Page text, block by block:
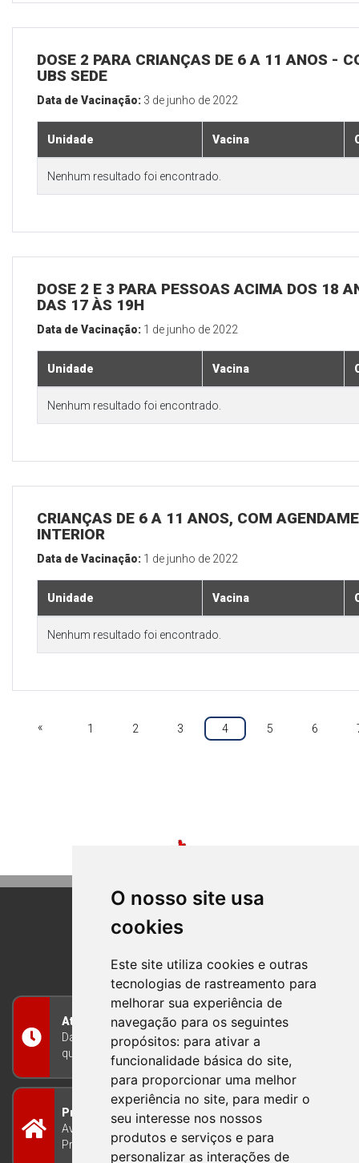
O nosso site usa
cookies
Este site utiliza cookies e outras
tecnologias de rastreamento para
melhorar sua experiência de
navegação para os seguintes
propósitos: para ativar a
funcionalidade básica do site,
para proporcionar uma melhor
experiência no site, para medir o
seu interesse nos nossos
produtos e serviços e para
personalizar as interações de
DOSE 2 PARA CRIANÇAS DE 6 A 11 ANOS -
UBS SEDE
Data de Vacinação: 3 de junho de 2022
Unidade Vacina
Nenhum resultado foi encontrado.
DOSE 2 E 3 PARA PESSOAS ACIMA DOS 18
DAS 17 ÀS 19H
Data de Vacinação: 1 de junho de 2022
Unidade Vacina
Nenhum resultado foi encontrado.
CRIANÇAS DE 6 A 11 ANOS, COM
INTERIOR
Data de Vacinação: 1 de junho de 2022
Unidade Vacina
Nenhum resultado foi encontrado.
« 1 2 3 4 5 6
BOM PRINCIPIO
RIO GRANDE DO SUL
Atendimento
Das 8h às 12h e das 13h às 17h30, de segunda a
quinta-feira, e nas sextas-feiras das 7h às 13h
Prefeitura Municipal
Avenida Guilherme Winter 65 - Centro Bom
Princípio/RS - Brasil CEP 95765-000